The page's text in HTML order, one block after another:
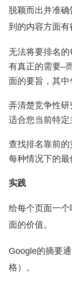
脱颖而出并准
到的内容方面有
无法将要排名
有真正的需要–
面的要旨，其中
弄清楚竞争性
适合您当前特定
查找排名靠前
每种情况下的最
实践
给每个页面一
面的价值。
Google的摘要
格）。